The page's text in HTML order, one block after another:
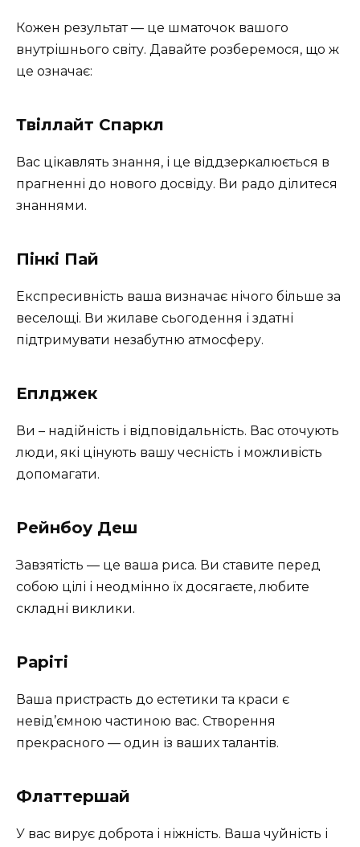
Кожен результат — це шматочок вашого
внутрішнього світу. Давайте розберемося, що ж
це означає:
Твіллайт Спаркл
Вас цікавлять знання, і це віддзеркалюється в
прагненні до нового досвіду. Ви радо ділитеся
знаннями.
Пінкі Пай
Експресивність ваша визначає нічого більше за
веселощі. Ви жилаве сьогодення і здатні
підтримувати незабутню атмосферу.
Еплджек
Ви – надійність і відповідальність. Вас оточують
люди, які цінують вашу чесність і можливість
допомагати.
Рейнбоу Деш
Завзятість — це ваша риса. Ви ставите перед
собою цілі і неодмінно їх досягаєте, любите
складні виклики.
Раріті
Ваша пристрасть до естетики та краси є
невід’ємною частиною вас. Створення
прекрасного — один із ваших талантів.
Флаттершай
У вас вирує доброта і ніжність. Ваша чуйність і